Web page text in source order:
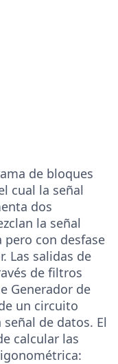
de bloques
cual la señal
dos
la señal
con desfase
Las salidas de
de filtros
Generador de
un circuito
de datos. El
calcular las